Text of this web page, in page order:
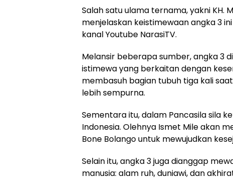
Salah satu ulama ternama, yakni KH.
menjelaskan keistimewaan angka 3
kanal Youtube NarasiTV.
Melansir beberapa sumber, angka 3
istimewa yang berkaitan dengan
membasuh bagian tubuh tiga kali
lebih sempurna.
Sementara itu, dalam Pancasila sila
Indonesia. Olehnya Ismet Mile akan
Bone Bolango untuk mewujudkan
Selain itu, angka 3 juga dianggap
manusia: alam ruh, duniawi, dan